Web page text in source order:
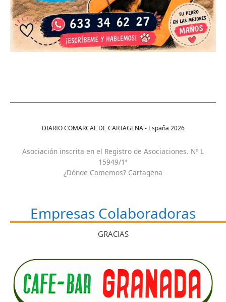
DIARIO COMARCAL DE CARTAGENA - España 2026
Asociación inscrita en el Registro de Asociaciones. Nº L
15949/1ª
¿Dónde Comemos? Cartagena
Empresas Colaboradoras
GRACIAS